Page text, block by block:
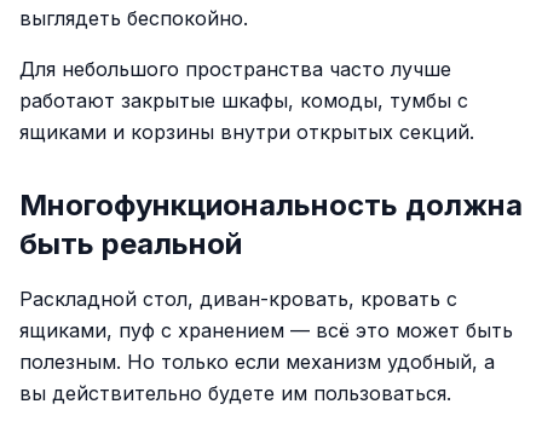
выглядеть беспокойно.
Для небольшого пространства часто лучше
работают закрытые шкафы, комоды, тумбы с
ящиками и корзины внутри открытых секций.
Многофункциональность должна
быть реальной
Раскладной стол, диван-кровать, кровать с
ящиками, пуф с хранением — всё это может быть
полезным. Но только если механизм удобный, а
вы действительно будете им пользоваться.